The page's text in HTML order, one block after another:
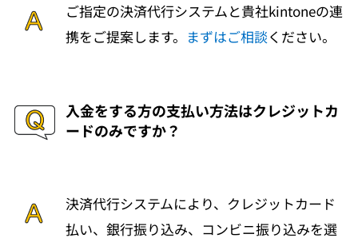
ご指定の決済代行システムと貴社kintoneの連
携をご提案します。 まずはご相談ください。
入金をする方の支払い方法はクレジットカ
ードのみですか？
決済代行システムにより、クレジットカード
払い、銀行振り込み、コンビニ振り込みを選